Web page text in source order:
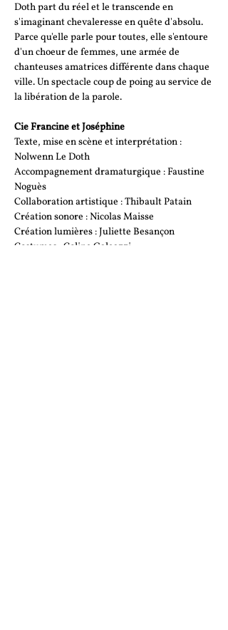
Doth part du réel et le transcende en
s'imaginant chevaleresse en quête d'absolu.
Parce qu'elle parle pour toutes, elle s'entoure
d'un choeur de femmes, une armée de
chanteuses amatrices différente dans chaque
ville. Un spectacle coup de poing au service de
la libération de la parole.
Cie Francine et Joséphine
Texte, mise en scène et interprétation :
Nolwenn Le Doth
Accompagnement dramaturgique : Faustine
Noguès
Collaboration artistique : Thibault Patain
Création sonore : Nicolas Maisse
Création lumières : Juliette Besançon
Costumes : Coline Galeazzi